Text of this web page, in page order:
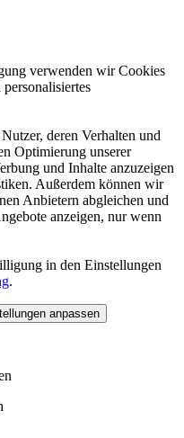
verwenden wir Cookies
deren Verhalten und
Optimierung unserer
und Inhalte anzuzeigen
Außerdem können wir
Anbietern abgleichen und
anzeigen, nur wenn
in den Einstellungen
.
anpassen